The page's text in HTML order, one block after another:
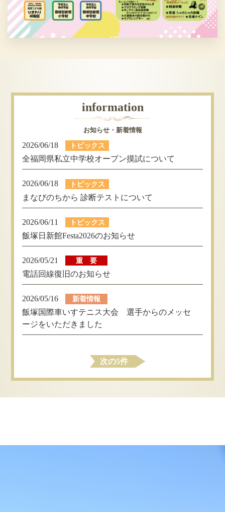
information
お知らせ・新着情報
2026/06/18 トピックス
全福岡県私立中学校オープン摸試について
2026/06/18 トピックス
まなびのちから 診断テストについて
2026/06/11 トピックス
飯塚日新館Festa2026のお知らせ
2026/05/21 重 要
電話回線復旧のお知らせ
2026/05/16 新着情報
飯塚国際車いすテニス大会 選手からのメッセ
ージをいただきました
次の5件